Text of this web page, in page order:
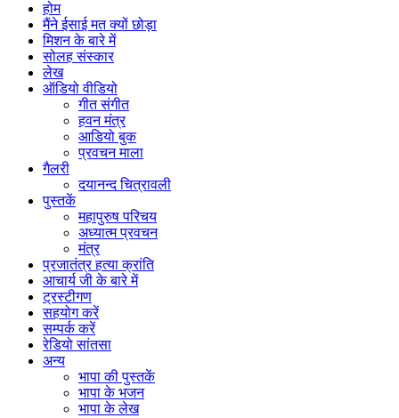
होम
मैंने ईसाई मत क्यों छोड़ा
मिशन के बारे में
सोलह संस्कार
लेख
ऑडियो वीडियो
गीत संगीत
हवन मंत्र
आडियो बुक
प्रवचन माला
गैलरी
दयानन्द चित्रावली
पुस्तकें
महापुरुष परिचय
अध्यात्म प्रवचन
मंत्र
प्रजातंत्र हत्या क्रांति
आचार्य जी के बारे में
ट्रस्टीगण
सहयोग करें
सम्पर्क करें
रेडियो सांतसा
अन्य
भापा की पुस्तकें
भापा के भजन
भापा के लेख